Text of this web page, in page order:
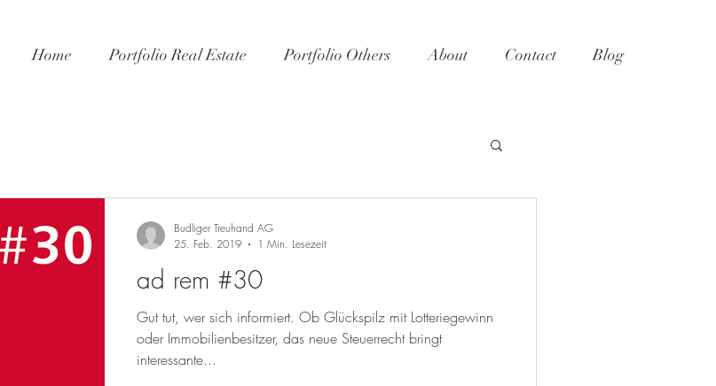
Home Portfolio Real Estate Portfolio Others About Contact Blog
ad rem #30
Gut tut, wer sich informiert. Ob Glückspilz mit Lotteriegewinn
oder Immobilienbesitzer, das neue Steuerrecht bringt
interessante...
Budliger Treuhand AG
25. Feb. 2019
1 Min. Lesezeit